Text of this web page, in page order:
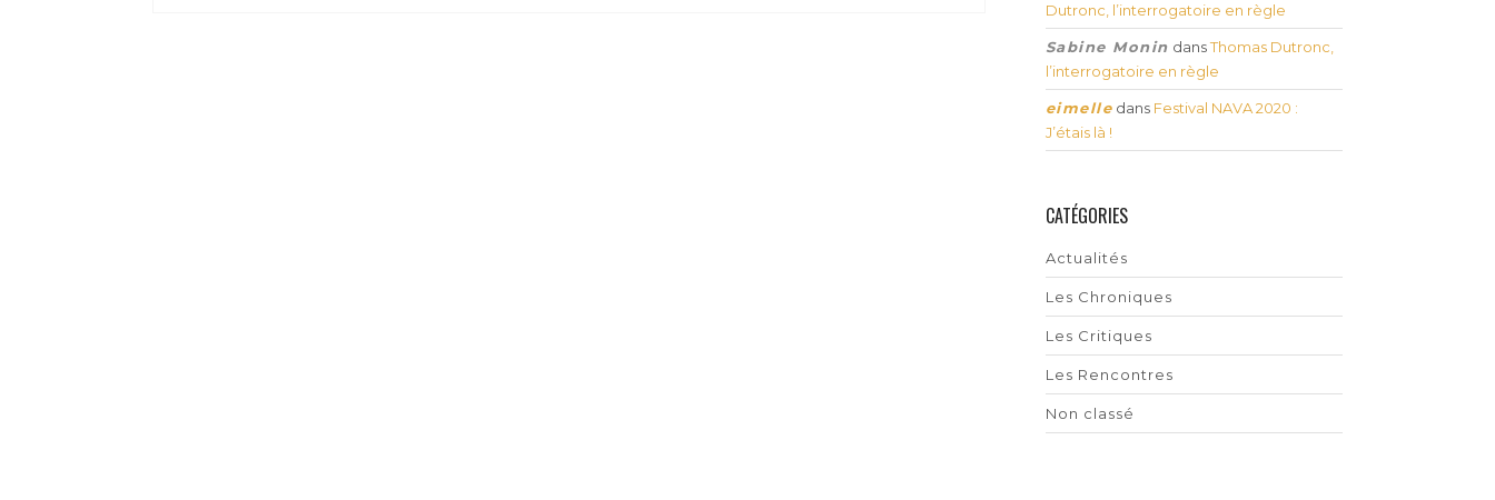
Dutronc, l’interrogatoire en règle
Sabine Monin dansThomas Dutronc,
l’interrogatoire en règle
eimelle dans Festival NAVA 2020 :
J’étais là !
CATÉGORIES
Actualités
Les Chroniques
Les Critiques
Les Rencontres
Non classé